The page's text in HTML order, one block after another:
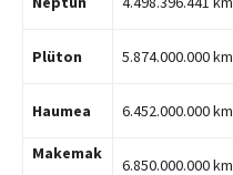
Plüton 5.874.000.000 km
Haumea 6.452.000.000 km
Makemak
6.850.000.000 km